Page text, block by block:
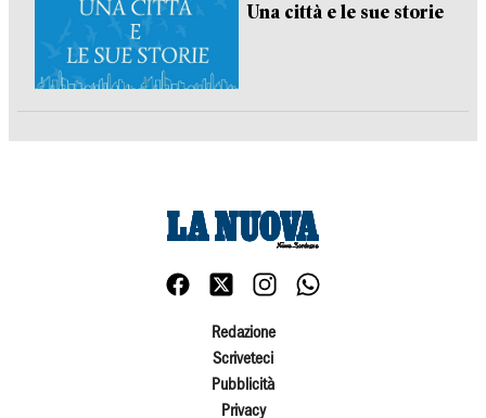
Una città e le sue storie
Redazione
Scriveteci
Pubblicità
Privacy